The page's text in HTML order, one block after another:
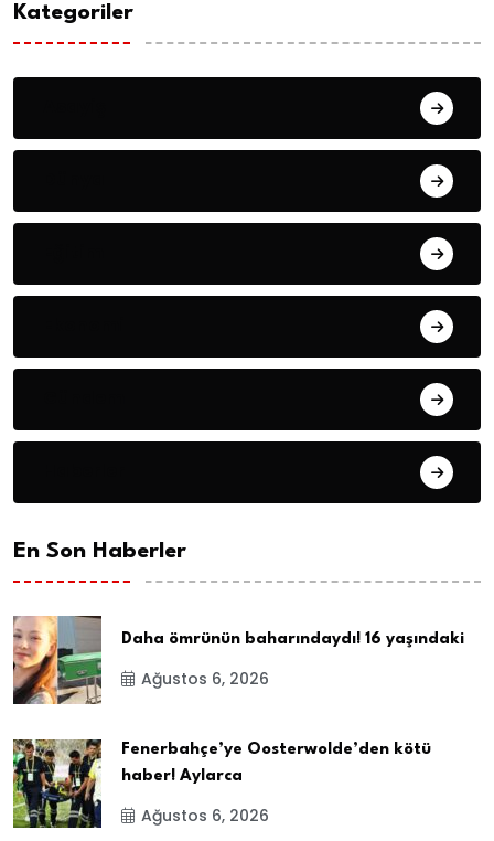
Kategoriler
En Son Haberler
Daha ömrünün baharındaydı! 16 yaşındaki
Ağustos 6, 2026
Fenerbahçe’ye Oosterwolde’den kötü
haber! Aylarca
Ağustos 6, 2026